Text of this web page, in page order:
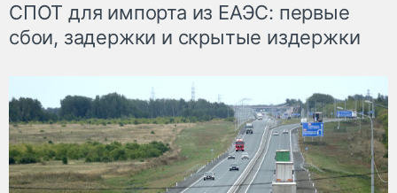
СПОТ для импорта из ЕАЭС: первые
сбои, задержки и скрытые издержки